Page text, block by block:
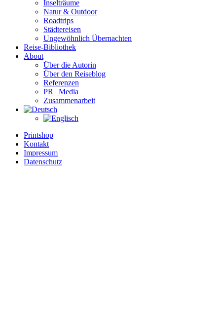
Inselträume
Natur & Outdoor
Roadtrips
Städtereisen
Ungewöhnlich Übernachten
Reise-Bibliothek
About
Über die Autorin
Über den Reiseblog
Referenzen
PR | Media
Zusammenarbeit
Printshop
Kontakt
Impressum
Datenschutz